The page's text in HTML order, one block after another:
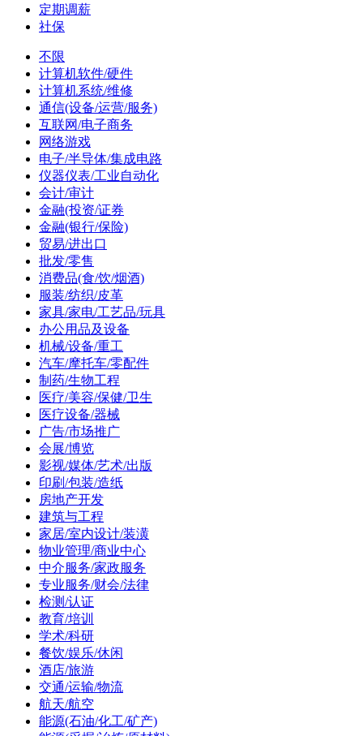
定期调薪
社保
不限
计算机软件/硬件
计算机系统/维修
通信(设备/运营/服务)
互联网/电子商务
网络游戏
电子/半导体/集成电路
仪器仪表/工业自动化
会计/审计
金融(投资/证券
金融(银行/保险)
贸易/进出口
批发/零售
消费品(食/饮/烟酒)
服装/纺织/皮革
家具/家电/工艺品/玩具
办公用品及设备
机械/设备/重工
汽车/摩托车/零配件
制药/生物工程
医疗/美容/保健/卫生
医疗设备/器械
广告/市场推广
会展/博览
影视/媒体/艺术/出版
印刷/包装/造纸
房地产开发
建筑与工程
家居/室内设计/装潢
物业管理/商业中心
中介服务/家政服务
专业服务/财会/法律
检测/认证
教育/培训
学术/科研
餐饮/娱乐/休闲
酒店/旅游
交通/运输/物流
航天/航空
能源(石油/化工/矿产)